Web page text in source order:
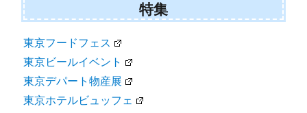
特集
東京フードフェス
東京ビールイベント
東京デパート物産展
東京ホテルビュッフェ